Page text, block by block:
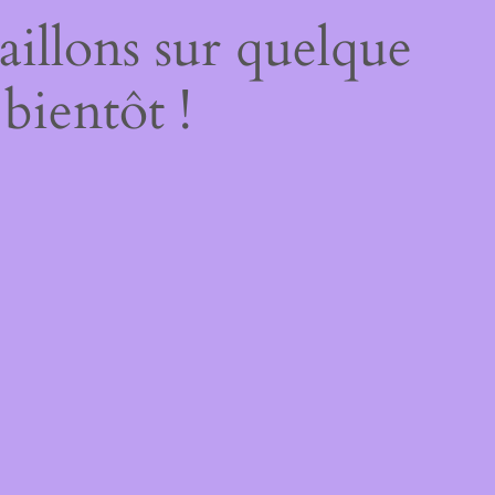
sur quelque
!